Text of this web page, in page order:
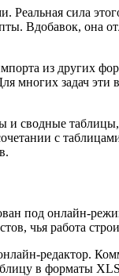
сила
Вдобавок, она
из других
многих задач
сводные
с
под онлайн-
чья работа
редактор.
в форматы